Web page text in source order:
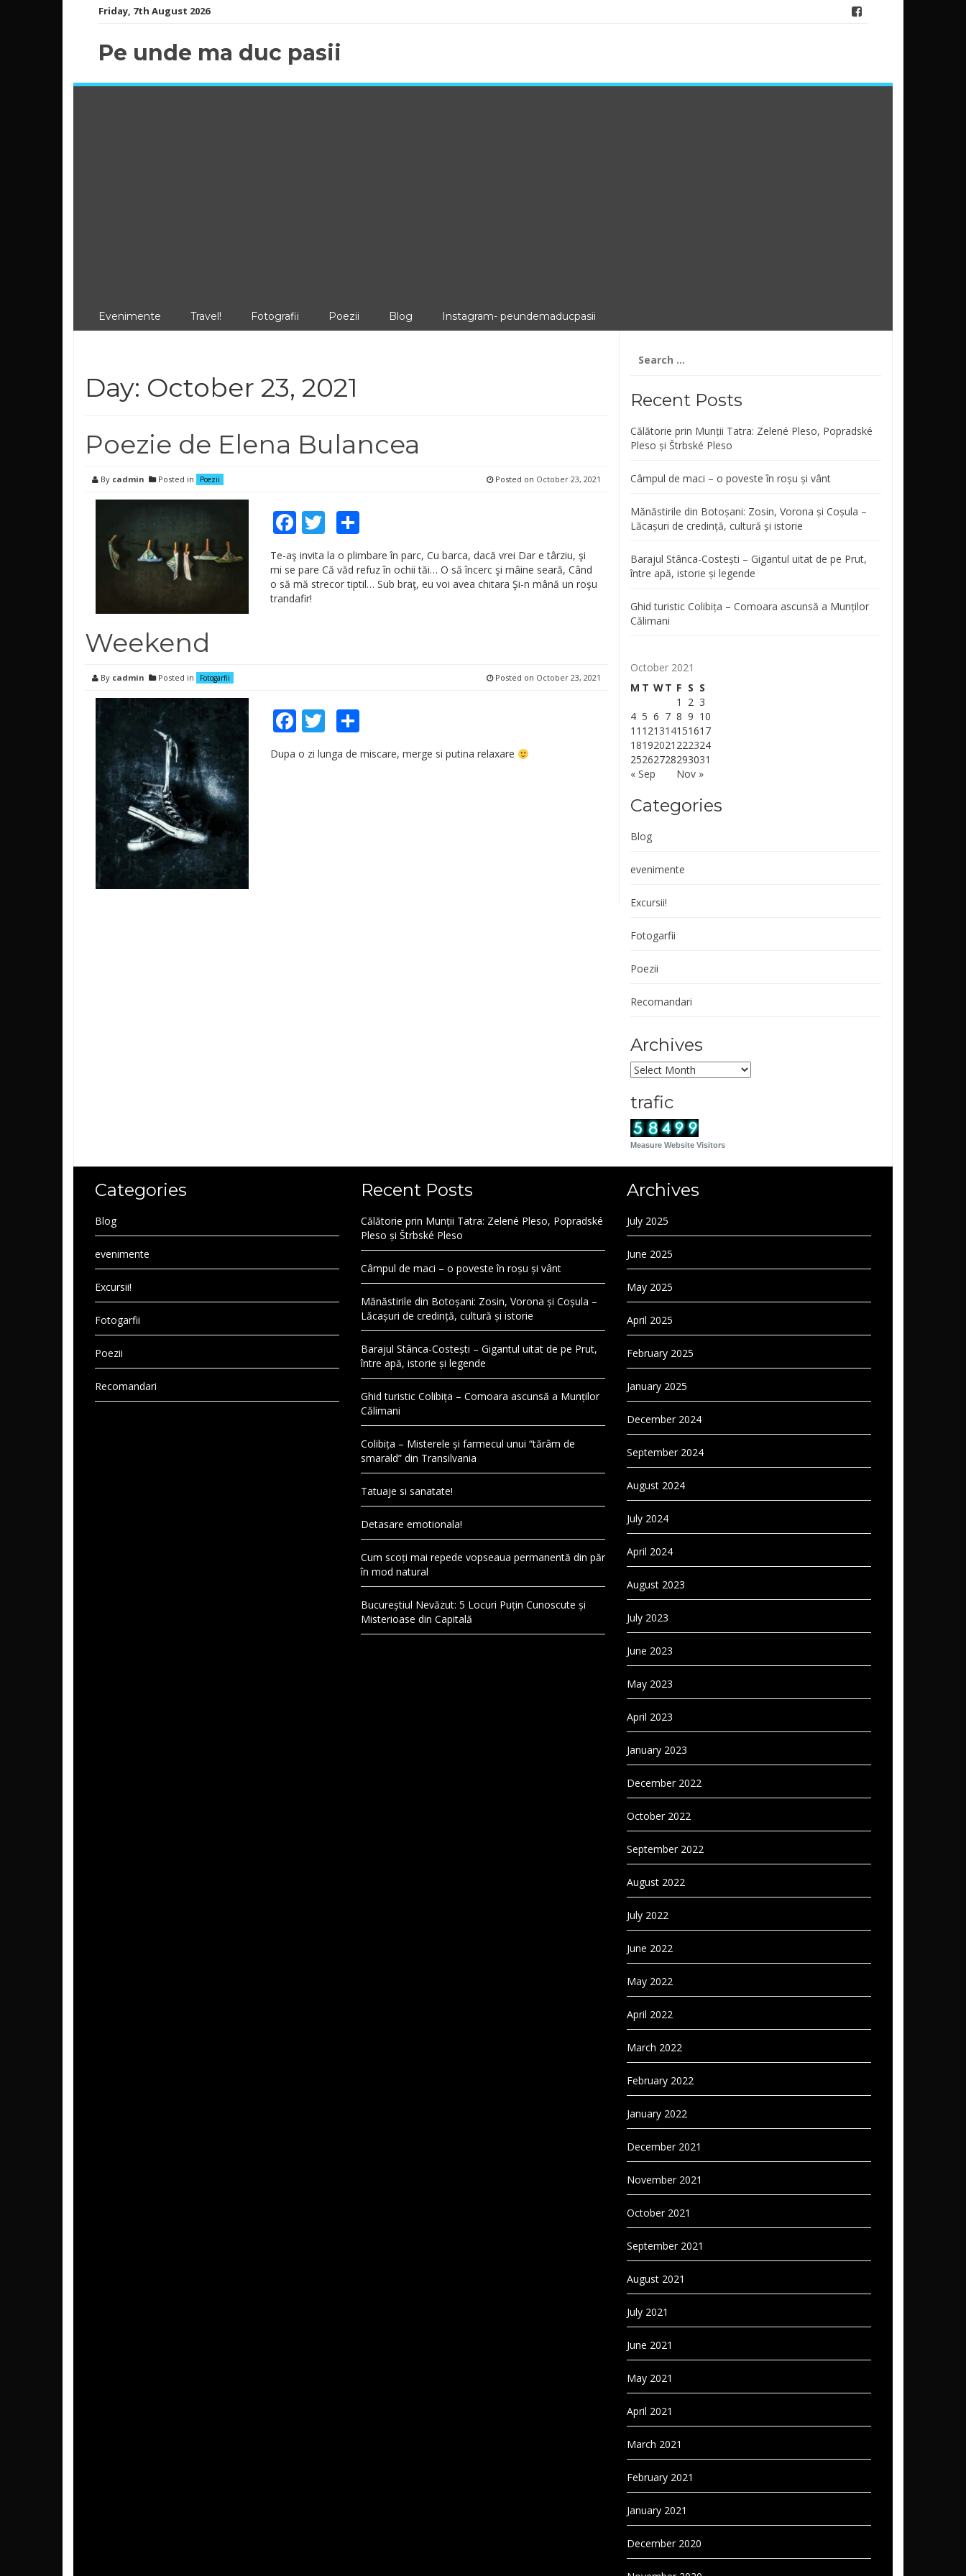
Friday, 7th August 2026
Pe unde ma duc pasii
Evenimente Travel! Fotografii Poezii Blog Instagram- peundemaducpasii
Day: October 23, 2021
Poezie de Elena Bulancea
By cadmin Posted in Poezii Posted on October 23, 2021
Facebook
Twitter
Share
Te-aş invita la o plimbare în parc, Cu barca, dacă vrei Dar e târziu, şi
mi se pare Că văd refuz în ochii tăi… O să încerc şi mâine seară, Când
o să mă strecor tiptil… Sub braţ, eu voi avea chitara Şi-n mână un roşu
trandafir!
Weekend
By cadmin Posted in Fotogarfii Posted on October 23, 2021
Facebook
Twitter
Share
Dupa o zi lunga de miscare, merge si putina relaxare
for:
Recent Posts
Călătorie prin Munții Tatra: Zelené Pleso, Popradské
Pleso și Štrbské Pleso
Câmpul de maci – o poveste în roșu și vânt
Mănăstirile din Botoșani: Zosin, Vorona și Coșula –
Lăcașuri de credință, cultură și istorie
Barajul Stânca-Costești – Gigantul uitat de pe Prut,
între apă, istorie și legende
Ghid turistic Colibița – Comoara ascunsă a Munților
Călimani
October 2021
M T WT F S S
« Sep Nov »
1 2 3
4 5 6 7 8 9 10
11 121314151617
18192021 222324
25262728293031
Categories
Blog
evenimente
Excursii!
Fotogarfii
Poezii
Recomandari
Archives
Archives
trafic
Measure Website Visitors
Categories
Blog
evenimente
Excursii!
Fotogarfii
Poezii
Recomandari
Recent Posts
Călătorie prin Munții Tatra: Zelené Pleso, Popradské
Pleso și Štrbské Pleso
Câmpul de maci – o poveste în roșu și vânt
Mănăstirile din Botoșani: Zosin, Vorona și Coșula –
Lăcașuri de credință, cultură și istorie
Barajul Stânca-Costești – Gigantul uitat de pe Prut,
între apă, istorie și legende
Ghid turistic Colibița – Comoara ascunsă a Munților
Călimani
Colibița – Misterele și farmecul unui “tărâm de
smarald” din Transilvania
Tatuaje si sanatate!
Detasare emotionala!
Cum scoți mai repede vopseaua permanentă din păr
în mod natural
Bucureștiul Nevăzut: 5 Locuri Puțin Cunoscute și
Misterioase din Capitală
Archives
July 2025
June 2025
May 2025
April 2025
February 2025
January 2025
December 2024
September 2024
August 2024
July 2024
April 2024
August 2023
July 2023
June 2023
May 2023
April 2023
January 2023
December 2022
October 2022
September 2022
August 2022
July 2022
June 2022
May 2022
April 2022
March 2022
February 2022
January 2022
December 2021
November 2021
October 2021
September 2021
August 2021
July 2021
June 2021
May 2021
April 2021
March 2021
February 2021
January 2021
December 2020